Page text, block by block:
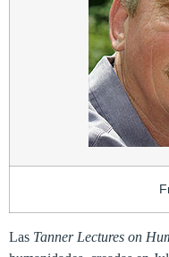
Las Tanner Lectures on